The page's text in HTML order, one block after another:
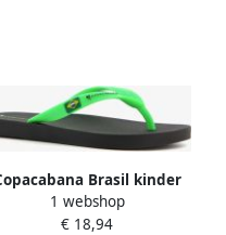
Brasil kinder
teenslippers zwart
1 webshop
€ 18,94